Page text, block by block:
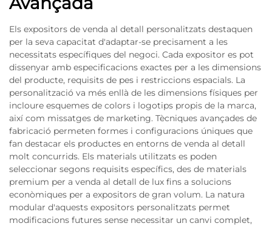
Els expositors de venda al detall personalitzats destaquen
per la seva capacitat d'adaptar-se precisament a les
necessitats específiques del negoci. Cada expositor es pot
dissenyar amb especificacions exactes per a les dimensions
del producte, requisits de pes i restriccions espacials. La
personalització va més enllà de les dimensions físiques per
incloure esquemes de colors i logotips propis de la marca,
així com missatges de marketing. Tècniques avançades de
fabricació permeten formes i configuracions úniques que
fan destacar els productes en entorns de venda al detall
molt concurrids. Els materials utilitzats es poden
seleccionar segons requisits específics, des de materials
premium per a venda al detall de lux fins a solucions
econòmiques per a expositors de gran volum. La natura
modular d'aquests expositors personalitzats permet
modificacions futures sense necessitar un canvi complet,